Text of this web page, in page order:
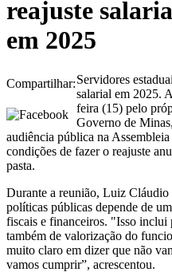
reajuste
em 2025
Compartilhar:Servidores
salarial em 2025.
feira (15) pelo
Governo de
audiência pública na
condições de fazer o reajuste
pasta.
Durante a reunião, Luiz Cláudio
políticas públicas depende de
fiscais e financeiros. "Isso inclui
também de valorização do
muito claro em dizer que não
vamos cumprir”, acrescentou.